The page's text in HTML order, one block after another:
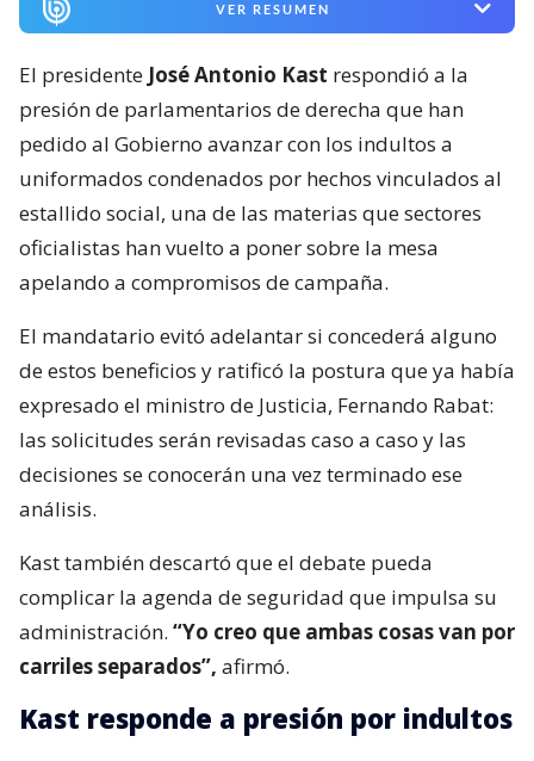
VER RESUMEN
El presidente José Antonio Kast respondió a la
presión de parlamentarios de derecha que han
pedido al Gobierno avanzar con los indultos a
uniformados condenados por hechos vinculados al
estallido social, una de las materias que sectores
oficialistas han vuelto a poner sobre la mesa
apelando a compromisos de campaña.
El mandatario evitó adelantar si concederá alguno
de estos beneficios y ratificó la postura que ya había
expresado el ministro de Justicia, Fernando Rabat:
las solicitudes serán revisadas caso a caso y las
decisiones se conocerán una vez terminado ese
análisis.
Kast también descartó que el debate pueda
complicar la agenda de seguridad que impulsa su
administración. “Yo creo que ambas cosas van por
carriles separados”, afirmó.
Kast responde a presión por indultos